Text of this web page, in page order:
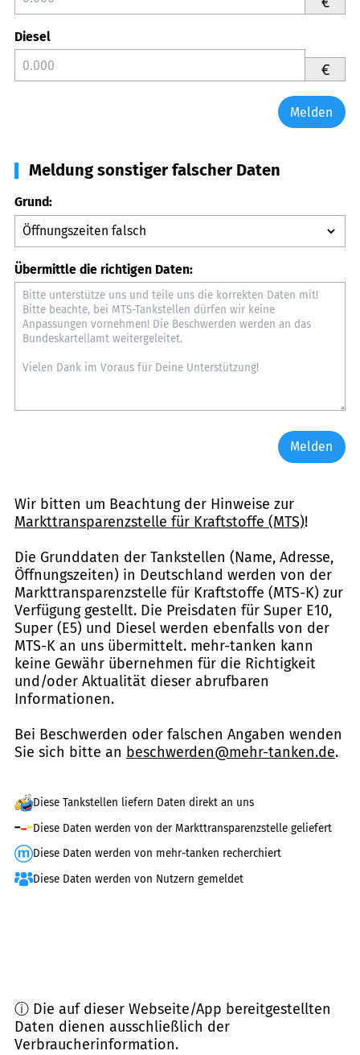
Diesel
€
Melden
Meldung sonstiger falscher Daten
Grund:
Übermittle die richtigen Daten:
Melden
Wir bitten um Beachtung der Hinweise zur
Markttransparenzstelle für Kraftstoffe (MTS)!
Die Grunddaten der Tankstellen (Name, Adresse,
Öffnungszeiten) in Deutschland werden von der
Markttransparenzstelle für Kraftstoffe (MTS-K) zur
Verfügung gestellt. Die Preisdaten für Super E10,
Super (E5) und Diesel werden ebenfalls von der
MTS-K an uns übermittelt. mehr-tanken kann
keine Gewähr übernehmen für die Richtigkeit
und/oder Aktualität dieser abrufbaren
Informationen.
Bei Beschwerden oder falschen Angaben wenden
Sie sich bitte an beschwerden@mehr-tanken.de.
Diese Tankstellen liefern Daten direkt an uns
Diese Daten werden von der Markttransparenzstelle geliefert
Diese Daten werden von mehr-tanken recherchiert
Diese Daten werden von Nutzern gemeldet
ⓘ Die auf dieser Webseite/App bereitgestellten
Daten dienen ausschließlich der
Verbraucherinformation.